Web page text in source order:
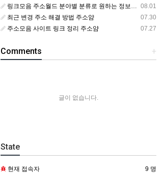
08.01
링크모음 주소월드 분야별 분류로 원하는 정보를 찾는 방법
07.30
최근 변경 주소 해결 방법 주소얌
07.27
주소모음 사이트 링크 정리 주소얌
+
Comments
글이 없습니다.
State
현재 접속자 9 명